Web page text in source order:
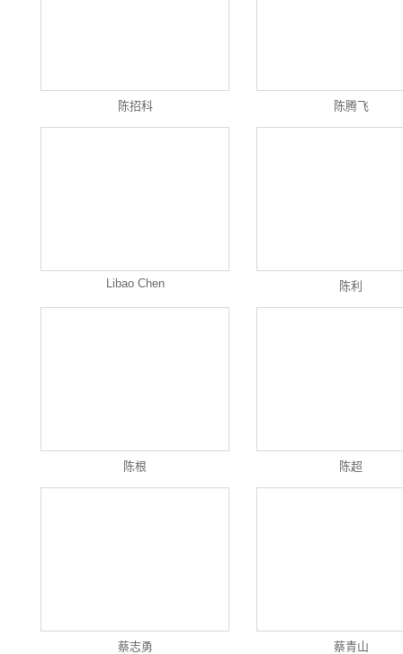
陈招科 陈腾飞
Libao Chen 陈利
陈根 陈超
蔡志勇 蔡青山